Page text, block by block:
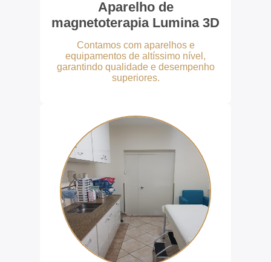
Aparelho de
magnetoterapia Lumina 3D
Contamos com aparelhos e
equipamentos de altíssimo nível,
garantindo qualidade e desempenho
superiores.